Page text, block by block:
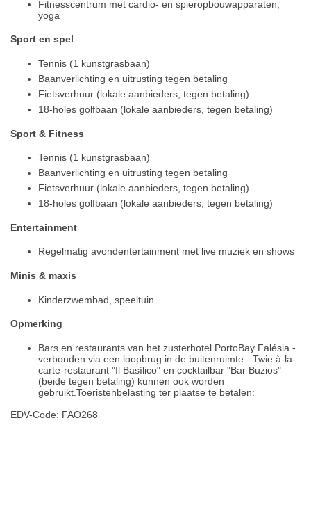
Fitnesscentrum met cardio- en spieropbouwapparaten,
yoga
Sport en spel
Tennis (1 kunstgrasbaan)
Baanverlichting en uitrusting tegen betaling
Fietsverhuur (lokale aanbieders, tegen betaling)
18-holes golfbaan (lokale aanbieders, tegen betaling)
Sport & Fitness
Tennis (1 kunstgrasbaan)
Baanverlichting en uitrusting tegen betaling
Fietsverhuur (lokale aanbieders, tegen betaling)
18-holes golfbaan (lokale aanbieders, tegen betaling)
Entertainment
Regelmatig avondentertainment met live muziek en shows
Minis & maxis
Kinderzwembad, speeltuin
Opmerking
Bars en restaurants van het zusterhotel PortoBay Falésia -
verbonden via een loopbrug in de buitenruimte - Twie à-la-
carte-restaurant "Il Basílico" en cocktailbar "Bar Buzios"
(beide tegen betaling) kunnen ook worden
gebruikt.Toeristenbelasting ter plaatse te betalen:
EDV-Code: FAO268